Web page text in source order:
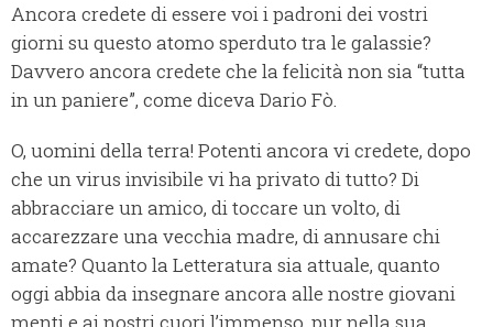
Ancora credete di essere voi i padroni dei vostri
giorni su questo atomo sperduto tra le galassie?
Davvero ancora credete che la felicità non sia “tutta
in un paniere”, come diceva Dario Fò.
O, uomini della terra! Potenti ancora vi credete, dopo
che un virus invisibile vi ha privato di tutto? Di
abbracciare un amico, di toccare un volto, di
accarezzare una vecchia madre, di annusare chi
amate? Quanto la Letteratura sia attuale, quanto
oggi abbia da insegnare ancora alle nostre giovani